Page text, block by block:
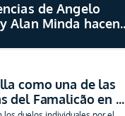
de Angelo
Alan Minda hacen
como una de las
del Famalicão en el